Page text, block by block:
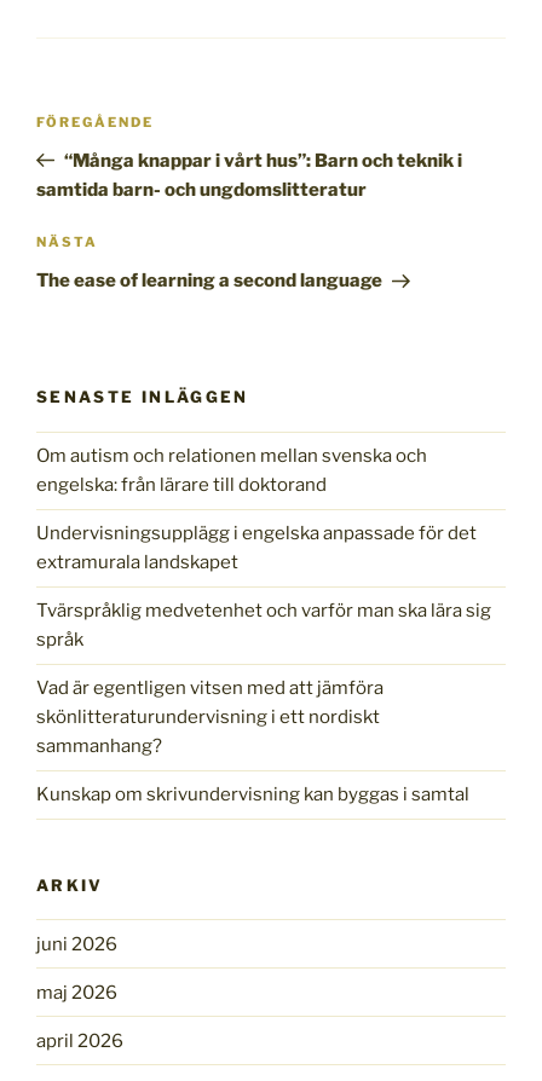
Inläggsnavigering
Föregående
inlägg
FÖREGÅENDE
“Många knappar i vårt hus”: Barn och teknik i
samtida barn- och ungdomslitteratur
Nästa
inlägg
NÄSTA
The ease of learning a second language
SENASTE INLÄGGEN
Om autism och relationen mellan svenska och
engelska: från lärare till doktorand
Undervisningsupplägg i engelska anpassade för det
extramurala landskapet
Tvärspråklig medvetenhet och varför man ska lära sig
språk
Vad är egentligen vitsen med att jämföra
skönlitteraturundervisning i ett nordiskt
sammanhang?
Kunskap om skrivundervisning kan byggas i samtal
ARKIV
juni 2026
maj 2026
april 2026